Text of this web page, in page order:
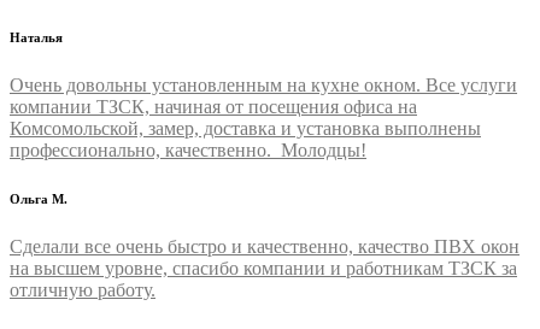
Наталья
Очень довольны установленным на кухне окном. Все услуги
компании ТЗСК, начиная от посещения офиса на
Комсомольской, замер, доставка и установка выполнены
профессионально, качественно. Молодцы!
Ольга М.
Сделали все очень быстро и качественно, качество ПВХ окон
на высшем уровне, спасибо компании и работникам ТЗСК за
отличную работу.